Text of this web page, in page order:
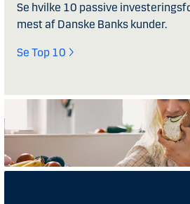
Se hvilke 10 passive
mest af Danske Banks kunder.
Se Top 10